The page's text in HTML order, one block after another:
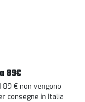
89€
€ non vengono
consegne in Italia